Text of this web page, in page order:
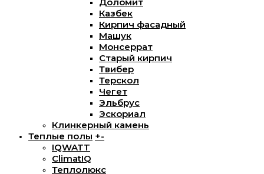
Казбек
Кирпич фасадный
Машук
Монсеррат
Старый кирпич
Твибер
Терскол
Чегет
Эльбрус
Эскориал
Клинкерный камень
Теплые полы +-
IQWATT
ClimatIQ
Теплолюкс